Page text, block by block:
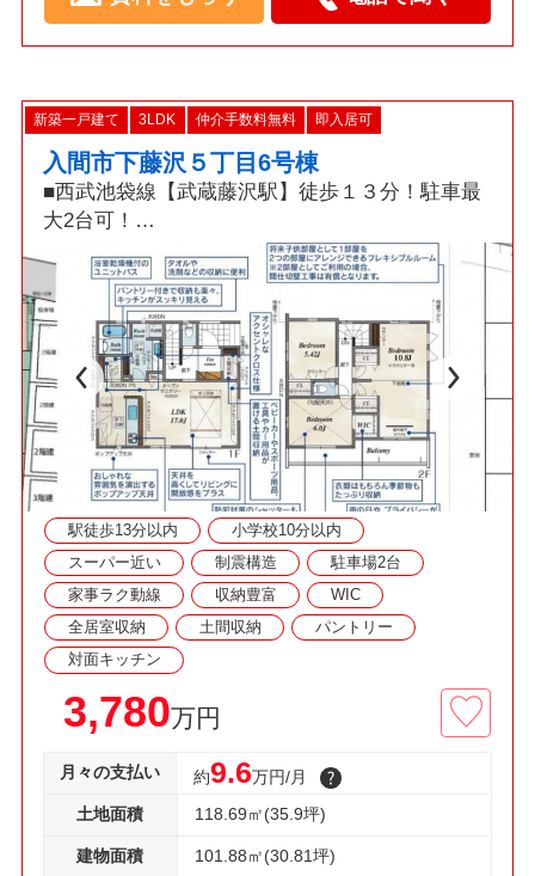
新築一戸建て 3LDK 仲介手数料無料 即入居可
入間市下藤沢５丁目6号棟
■西武池袋線【武蔵藤沢駅】徒歩１３分！駐車最
大2台可！
□折上天井採用17帖LDK・食洗機・土間収納・
W.I.C・カードキー！
■冷暖房の効率を高める複層ガラス、節水型トイ
レ、経済的な都市ガス！
◇資料請求・見学予約などお気軽にご利用くださ
い◇
駅徒歩13分以内
小学校10分以内
スーパー近い
制震構造
駐車場2台
家事ラク動線
収納豊富
WIC
全居室収納
土間収納
パントリー
対面キッチン
3,780万円
月々の支払い 約9.6万円/月
土地面積 118.69㎡(35.9坪)
建物面積 101.88㎡(30.81坪)